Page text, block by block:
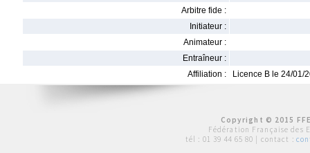
Arbitre fide :
Initiateur :
Animateur :
Entraîneur :
Affiliation :
Licence B le 24/01/
Copyright © 2015
Fédération Française des
tél : 01 39 44 65 80 | contact :